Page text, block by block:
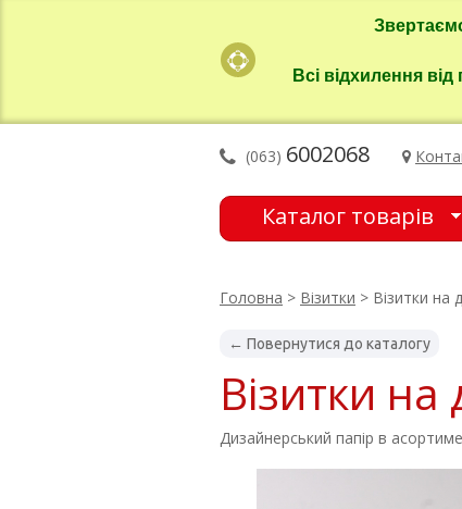
Всі відхилення
(063) 6002068
Каталог товарів
Головна > Візитки > Візитки на
← Повернутися до каталогу
Візитки
Дизайнерський папір в